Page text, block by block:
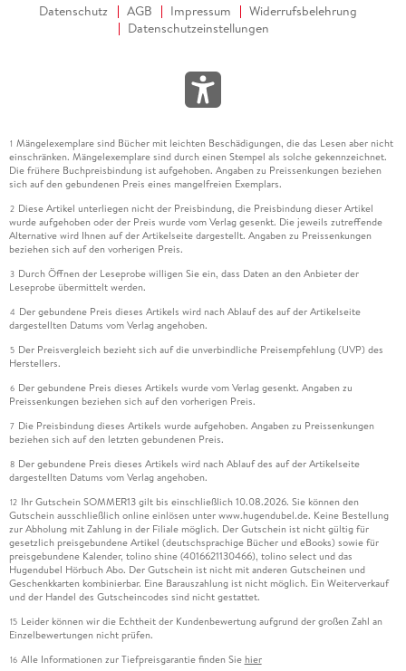
Datenschutz AGB Impressum
Widerrufsbelehrung
Datenschutzeinstellungen
1 Mängelexemplare sind Bücher mit leichten Beschädigungen, die das Lesen aber nicht
einschränken. Mängelexemplare sind durch einen Stempel als solche gekennzeichnet.
Die frühere Buchpreisbindung ist aufgehoben. Angaben zu Preissenkungen beziehen
sich auf den gebundenen Preis eines mangelfreien Exemplars.
2 Diese Artikel unterliegen nicht der Preisbindung, die Preisbindung dieser Artikel
wurde aufgehoben oder der Preis wurde vom Verlag gesenkt. Die jeweils zutreffende
Alternative wird Ihnen auf der Artikelseite dargestellt. Angaben zu Preissenkungen
beziehen sich auf den vorherigen Preis.
3 Durch Öffnen der Leseprobe willigen Sie ein, dass Daten an den Anbieter der
Leseprobe übermittelt werden.
4 Der gebundene Preis dieses Artikels wird nach Ablauf des auf der Artikelseite
dargestellten Datums vom Verlag angehoben.
5 Der Preisvergleich bezieht sich auf die unverbindliche Preisempfehlung (UVP) des
Herstellers.
6 Der gebundene Preis dieses Artikels wurde vom Verlag gesenkt. Angaben zu
Preissenkungen beziehen sich auf den vorherigen Preis.
7 Die Preisbindung dieses Artikels wurde aufgehoben. Angaben zu Preissenkungen
beziehen sich auf den letzten gebundenen Preis.
8 Der gebundene Preis dieses Artikels wird nach Ablauf des auf der Artikelseite
dargestellten Datums vom Verlag angehoben.
12 Ihr Gutschein SOMMER13 gilt bis einschließlich 10.08.2026. Sie können den
Gutschein ausschließlich online einlösen unter www.hugendubel.de. Keine Bestellung
zur Abholung mit Zahlung in der Filiale möglich. Der Gutschein ist nicht gültig für
gesetzlich preisgebundene Artikel (deutschsprachige Bücher und eBooks) sowie für
preisgebundene Kalender, tolino shine (4016621130466), tolino select und das
Hugendubel Hörbuch Abo. Der Gutschein ist nicht mit anderen Gutscheinen und
Geschenkkarten kombinierbar. Eine Barauszahlung ist nicht möglich. Ein Weiterverkauf
und der Handel des Gutscheincodes sind nicht gestattet.
15 Leider können wir die Echtheit der Kundenbewertung aufgrund der großen Zahl an
Einzelbewertungen nicht prüfen.
16 Alle Informationen zur Tiefpreisgarantie finden Sie hier